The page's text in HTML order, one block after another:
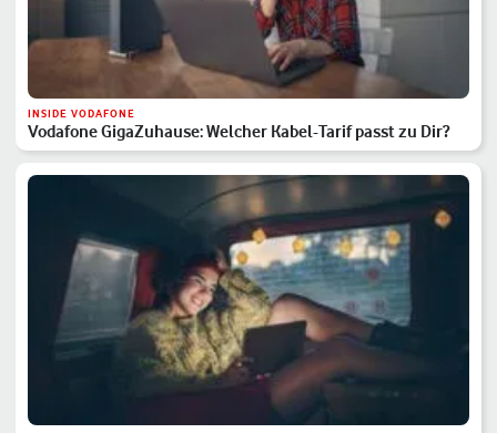
INSIDE VODAFONE
Vodafone GigaZuhause: Welcher Kabel-Tarif passt zu Dir?